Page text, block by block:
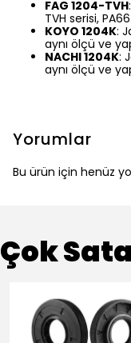
FAG 1204-TVH
TVH serisi,
KOYO 1204K:
aynı ölçü ve
NACHI 1204K:
aynı ölçü ve
Yorumlar
Bu ürün için henüz
Çok